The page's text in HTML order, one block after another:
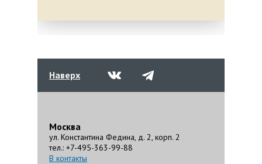
Наверх
Москва
ул. Константина Федина, д. 2, корп. 2
тел.: +7-495-363-99-88
В контакты